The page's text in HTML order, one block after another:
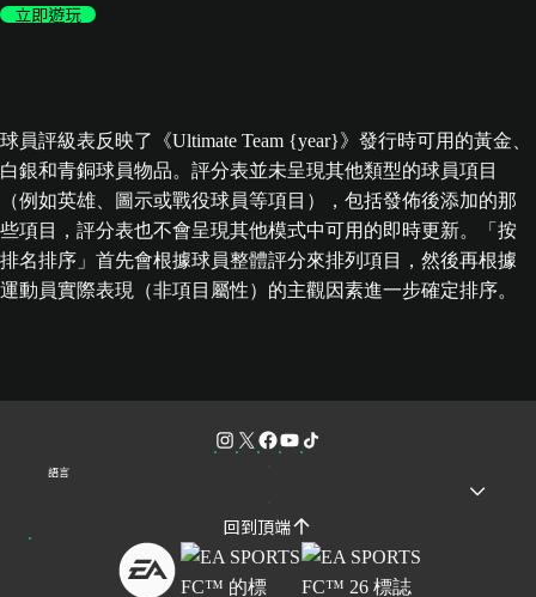
立即遊玩
球員評級表反映了《Ultimate Team {year}》發行時可用的黃金、
白銀和青銅球員物品。評分表並未呈現其他類型的球員項目
（例如英雄、圖示或戰役球員等項目），包括發佈後添加的那
些項目，評分表也不會呈現其他模式中可用的即時更新。「按
排名排序」首先會根據球員整體評分來排列項目，然後再根據
運動員實際表現（非項目屬性）的主觀因素進一步確定排序。
語言
回到頂端